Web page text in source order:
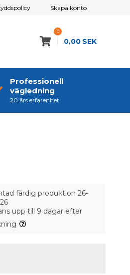
Skapa konto
0
0,00 SEK
Professionell
vägledning
20 års erfarenhet
färdig produktion 26-
upp till 9 dagar efter